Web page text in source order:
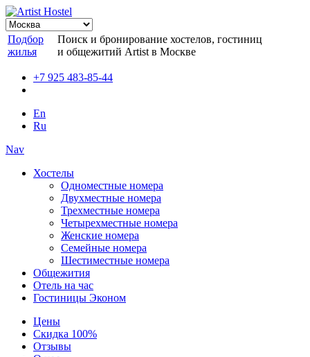
Подбор
жилья
Поиск и бронирование хостелов, гостиниц
и общежитий Artist в Москве
+7 925 483-85-44
En
Ru
Nav
Хостелы
Одноместные номера
Двухместные номера
Трехместные номера
Четырехместные номера
Женские номера
Семейные номера
Шестиместные номера
Общежития
Отель на час
Гостиницы Эконом
Цены
Скидка 100%
Отзывы